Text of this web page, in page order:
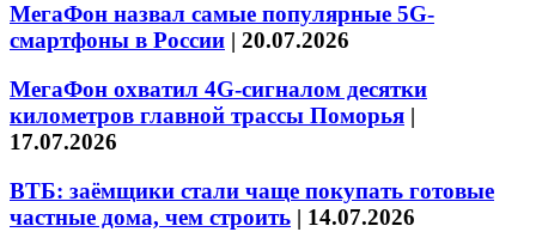
МегаФон назвал самые популярные 5G-
смартфоны в России | 20.07.2026
МегаФон охватил 4G-сигналом десятки
километров главной трассы Поморья |
17.07.2026
ВТБ: заёмщики стали чаще покупать готовые
частные дома, чем строить | 14.07.2026